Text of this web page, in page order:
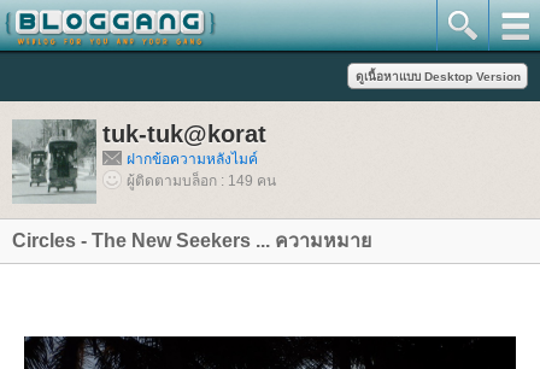
tuk-tuk@korat
ฝากข้อความหลังไมค์
ผู้ติดตามบล็อก : 149 คน
Circles - The New Seekers ... ความหมา